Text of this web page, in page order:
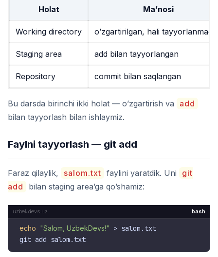
Holat Ma’nosi
Working directory o’zgartirilgan, hali
Staging area add bilan tayyorlangan
Repository commit bilan saqlangan
Bu darsda birinchi ikki holat — o’zgartirish va
add
bilan tayyorlash bilan ishlaymiz.
Faylni tayyorlash — git add
Faraz qilaylik, salom.txt faylini yaratdik. Uni
git
add
bilan staging area’ga qo’shamiz:
bash
echo "Salom, UzbekDevs!"
> salom.txt